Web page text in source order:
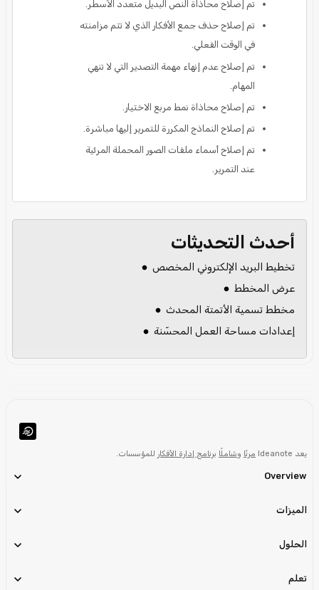
تم إصلاح محاذاة النص البديل متعدد الأسطر.
تم إصلاح حذف جمع الأفكار الذي لا تتم مزامنته
في الوقت الفعلي.
تم إصلاح عدم إنهاء مهمة التصدير التي لا تنهي
المهام.
تم إصلاح محاذاة نمط مربع الاختيار.
تم إصلاح النماذج المكررة للتمرير إليها مباشرة.
تم إصلاح أسماء ملفات الصور المحملة المرئية
عند التمرير.
أحدث التحديثات
تخطيط البريد الإلكتروني المخصص
عرض المخطط
مخطط تسمية الأتمتة المحدث
إعدادات مساحة العمل المحسّنة
يعد Ideanote مرنًا وشاملًا برنامج إدارة الأفكار للمؤسسات.
Overview
الميزات
الحلول
تعلم